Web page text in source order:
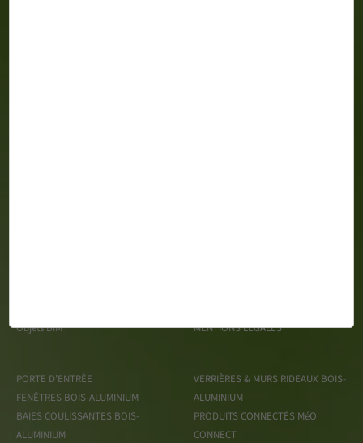
Objets BIM
MENTIONS LÉGALES
PORTE D'ENTRÈE
FENÊTRES BOIS-ALUMINIUM
BAIES COULISSANTES BOIS-
ALUMINIUM
VERRIÈRES & MURS RIDEAUX BOIS-
ALUMINIUM
PRODUITS CONNECTÉS MéO
CONNECT